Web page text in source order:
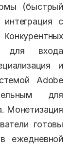
(быстрый
с
для входа
и
Adobe
для
Монетизация
готовы
ежедневной